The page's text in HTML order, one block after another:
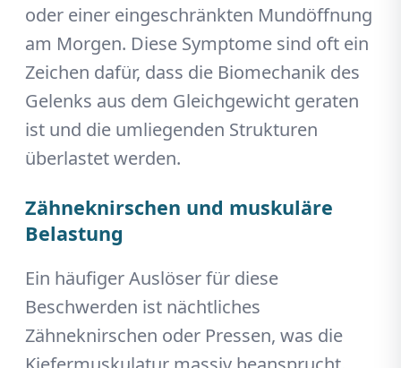
oder einer eingeschränkten Mundöffnung
am Morgen. Diese Symptome sind oft ein
Zeichen dafür, dass die Biomechanik des
Gelenks aus dem Gleichgewicht geraten
ist und die umliegenden Strukturen
überlastet werden.
Zähneknirschen und muskuläre
Belastung
Ein häufiger Auslöser für diese
Beschwerden ist nächtliches
Zähneknirschen oder Pressen, was die